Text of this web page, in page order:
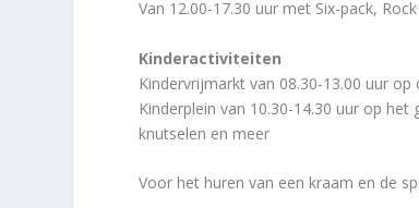
Van 12.00-17.30 uur met Six-pack,
Kinderactiviteiten
Kindervrijmarkt van 08.30-13.00 uur
Kinderplein van 10.30-14.30 uur op
knutselen en meer
Voor het huren van een kraam en de